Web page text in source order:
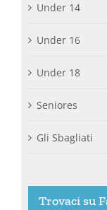
Under 14
Under 16
Under 18
Seniores
Gli Sbagliati
Trovaci su